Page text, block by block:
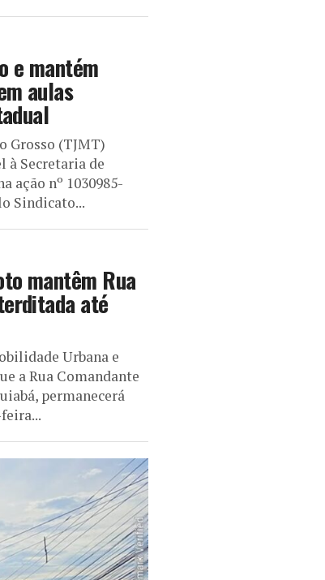
e mantém
aulas
Grosso (TJMT)
à Secretaria de
ação nº 1030985-
Sindicato...
mantêm Rua
até
Urbana e
a Rua Comandante
permanecerá